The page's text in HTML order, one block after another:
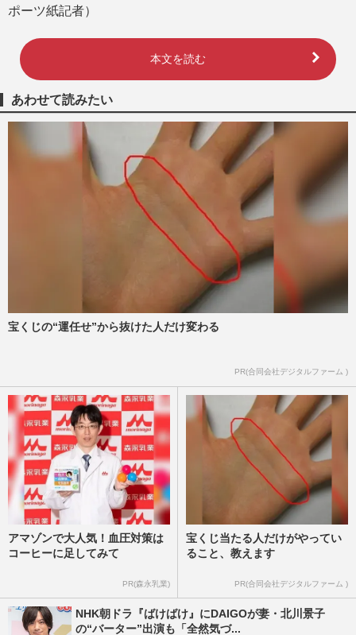
ポーツ紙記者）
本文を読む
あわせて読みたい
宝くじの“運任せ”から抜けた人だけ変わる
PR(合同会社デジタルファーム )
アマゾンで大人気！血圧対策は
コーヒーに足してみて
PR(森永乳業)
宝くじ当たる人だけがやってい
ること、教えます
PR(合同会社デジタルファーム )
NHK朝ドラ『ばけばけ』にDAIGOが妻・北川景子
の“バーター”出演も「全然気づ...